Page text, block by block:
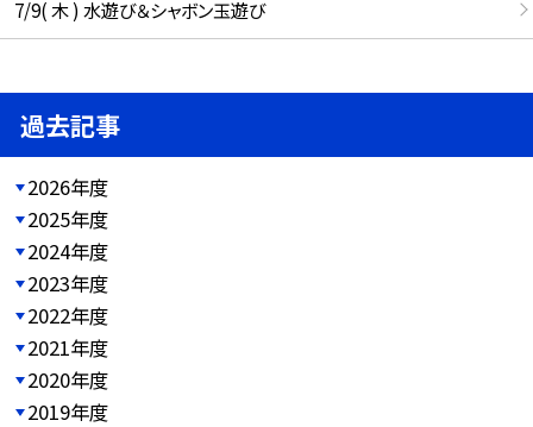
7/9( 木 ) 水遊び＆シャボン玉遊び
過去記事
2026年度
2025年度
2024年度
2023年度
2022年度
2021年度
2020年度
2019年度